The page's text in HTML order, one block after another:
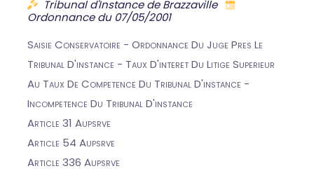
Tribunal d'Instance de Brazzaville
Ordonnance du 07/05/2001
Saisie Conservatoire - Ordonnance Du Juge Pres Le
Tribunal D'instance - Taux D'interet Du Litige Superieur
Au Taux De Competence Du Tribunal D'instance -
Incompetence Du Tribunal D'instance
Article 31 Aupsrve
Article 54 Aupsrve
Article 336 Aupsrve